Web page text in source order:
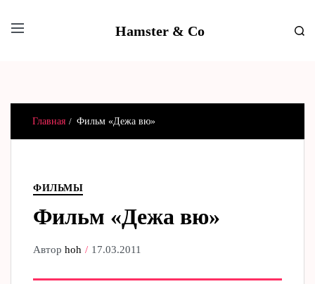
Hamster & Co
Главная Фильм «Дежа вю»
ФИЛЬМЫ
Фильм «Дежа вю»
Авторhoh 17.03.2011